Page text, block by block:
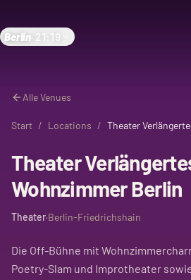
Berlin 21:19
Alle Venues
Start / Locations / Theater
Theater
Wohnzimmer Berlin
Theater·Berlin-Friedrichshain
Die Off-Bühne mit
Poetry-Slam und Improtheater